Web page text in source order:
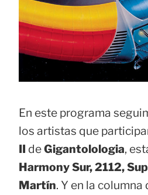
En este programa
los artistas que
II deGigantolologia,
Harmony Sur, 2112,
Martín. Y en la columna